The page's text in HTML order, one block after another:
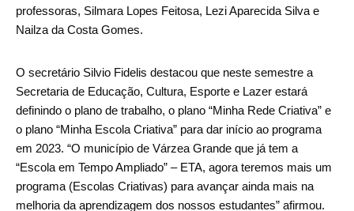
professoras, Silmara Lopes Feitosa, Lezi Aparecida Silva e
Nailza da Costa Gomes.
O secretário Silvio Fidelis destacou que neste semestre a
Secretaria de Educação, Cultura, Esporte e Lazer estará
definindo o plano de trabalho, o plano “Minha Rede Criativa” e
o plano “Minha Escola Criativa” para dar início ao programa
em 2023. “O município de Várzea Grande que já tem a
“Escola em Tempo Ampliado” – ETA, agora teremos mais um
programa (Escolas Criativas) para avançar ainda mais na
melhoria da aprendizagem dos nossos estudantes” afirmou.